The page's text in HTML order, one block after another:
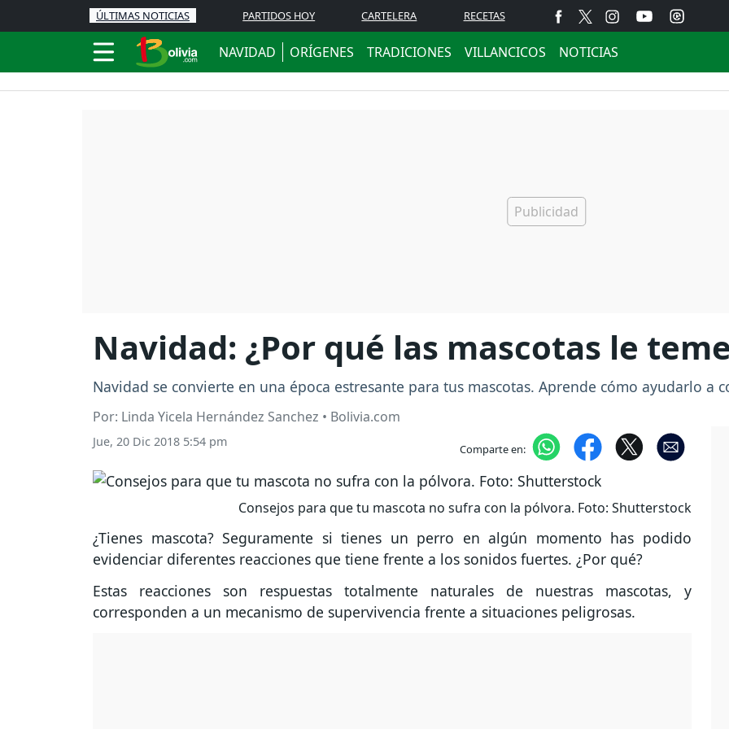
ÚLTIMAS NOTICIAS PARTIDOS HOY CARTELERA RECETAS
NAVIDAD ORÍGENES TRADICIONES VILLANCICOS NOTICIAS
Navidad: ¿Por qué las mascotas le
Navidad se convierte en una época estresante para tus mascotas. Aprende cómo ayudarlo a
Por: Linda Yicela Hernández Sanchez • Bolivia.com
Jue, 20 Dic 2018 5:54 pm Comparte en:
Consejos para que tu mascota no sufra con la pólvora. Foto: Shutterstock
¿Tienes mascota? Seguramente si tienes un perro en algún momento has podido
evidenciar diferentes reacciones que tiene frente a los sonidos fuertes. ¿Por qué?
Estas reacciones son respuestas totalmente naturales de nuestras mascotas, y
corresponden a un mecanismo de supervivencia frente a situaciones peligrosas.